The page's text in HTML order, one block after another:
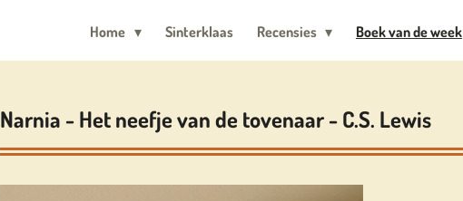
Home Sinterklaas Recensies Boek van de week
Narnia - Het neefje van de tovenaar - C.S. Lewis